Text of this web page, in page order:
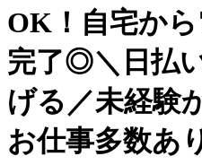
OK！自宅か
完了◎＼日払
げる／未経験
お仕事多数あ